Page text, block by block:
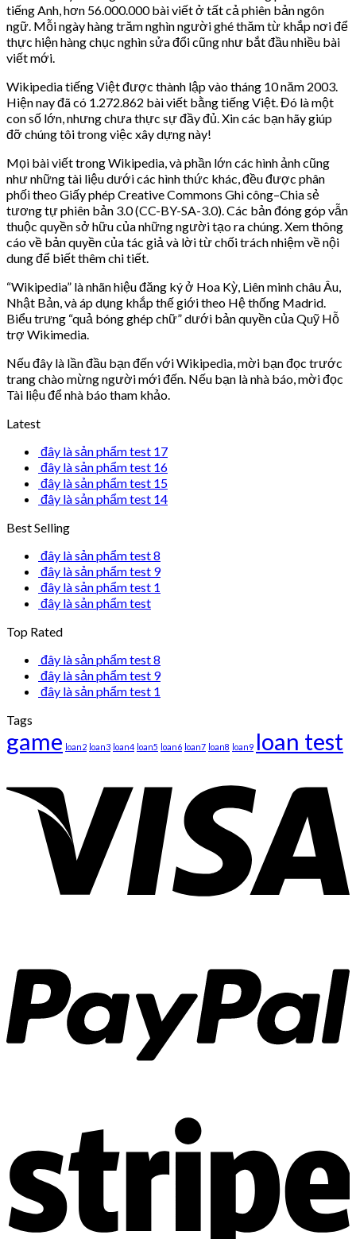
tiếng Anh, hơn 56.000.000 bài viết ở tất cả phiên bản ngôn
ngữ. Mỗi ngày hàng trăm nghìn người ghé thăm từ khắp nơi để
thực hiện hàng chục nghìn sửa đổi cũng như bắt đầu nhiều bài
viết mới.
Wikipedia tiếng Việt được thành lập vào tháng 10 năm 2003.
Hiện nay đã có 1.272.862 bài viết bằng tiếng Việt. Đó là một
con số lớn, nhưng chưa thực sự đầy đủ. Xin các bạn hãy giúp
đỡ chúng tôi trong việc xây dựng này!
Mọi bài viết trong Wikipedia, và phần lớn các hình ảnh cũng
như những tài liệu dưới các hình thức khác, đều được phân
phối theo Giấy phép Creative Commons Ghi công–Chia sẻ
tương tự phiên bản 3.0 (CC-BY-SA-3.0). Các bản đóng góp vẫn
thuộc quyền sở hữu của những người tạo ra chúng. Xem thông
cáo về bản quyền của tác giả và lời từ chối trách nhiệm về nội
dung để biết thêm chi tiết.
“Wikipedia” là nhãn hiệu đăng ký ở Hoa Kỳ, Liên minh châu Âu,
Nhật Bản, và áp dụng khắp thế giới theo Hệ thống Madrid.
Biểu trưng “quả bóng ghép chữ” dưới bản quyền của Quỹ Hỗ
trợ Wikimedia.
Nếu đây là lần đầu bạn đến với Wikipedia, mời bạn đọc trước
trang chào mừng người mới đến. Nếu bạn là nhà báo, mời đọc
Tài liệu để nhà báo tham khảo.
Latest
đây là sản phẩm test 17
đây là sản phẩm test 16
đây là sản phẩm test 15
đây là sản phẩm test 14
Best Selling
đây là sản phẩm test 8
đây là sản phẩm test 9
đây là sản phẩm test 1
đây là sản phẩm test
Top Rated
đây là sản phẩm test 8
đây là sản phẩm test 9
đây là sản phẩm test 1
Tags
game loan2 loan3 loan4 loan5 loan6 loan7 loan8 loan9 loan test